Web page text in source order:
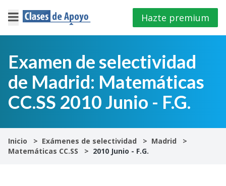
×
Iniciar
sesión
E.S.O
Hazte premium
Examen de selectividad
de Madrid: Matemáticas
CC.SS 2010 Junio - F.G.
Inicio Exámenes de selectividad
Madrid
Matemáticas CC.SS
2010 Junio - F.G.